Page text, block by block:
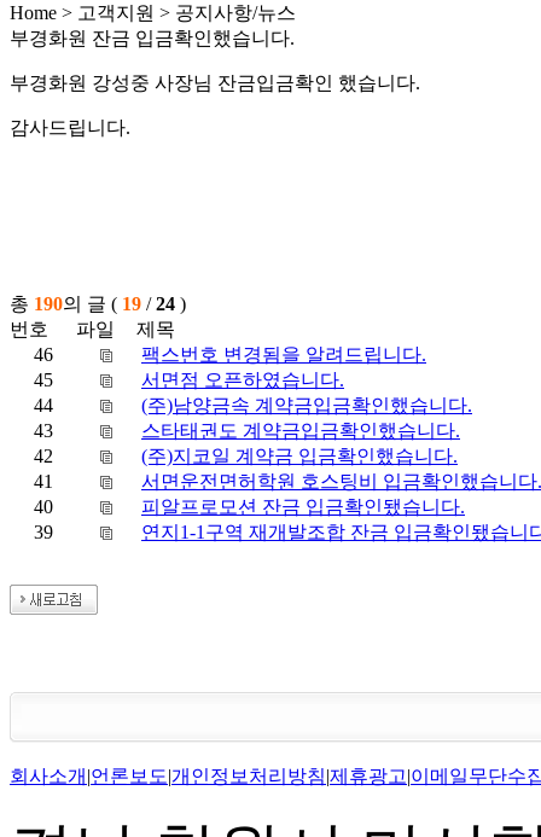
Home > 고객지원 > 공지사항/뉴스
부경화원 잔금 입금확인했습니다.
부경화원 강성중 사장님 잔금입금확인 했습니다.
감사드립니다.
총 190의 글 ( 19 /24 )
번호
파일
제목
46
팩스번호 변경됨을 알려드립니다.
45
서면점 오픈하였습니다.
44
(주)남양금속 계약금입금확인했습니다.
43
스타태권도 계약금입금확인했습니다.
42
(주)지코일 계약금 입금확인했습니다.
41
서면운전면허학원 호스팅비 입금확인했습니다.
40
피알프로모션 잔금 입금확인됐습니다.
39
연지1-1구역 재개발조합 잔금 입금확인됐습니
회사소개 |언론보도|개인정보처리방침|제휴광고|이메일무단수